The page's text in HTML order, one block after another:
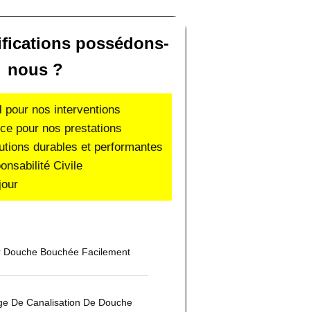
possédons-
nous ?
pour nos interventions
pour nos prestations
durables et performantes
Civile
Douche Bouchée Facilement
De Canalisation De Douche